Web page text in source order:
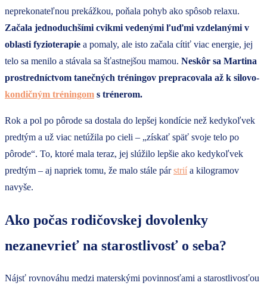
neprekonateľnou prekážkou, poňala pohyb ako spôsob relaxu.
Začala jednoduchšími cvikmi vedenými ľuďmi vzdelanými v
oblasti fyzioterapie a pomaly, ale isto začala cítiť viac energie, jej
telo sa menilo a stávala sa šťastnejšou mamou. Neskôr sa Martina
prostredníctvom tanečných tréningov prepracovala až k silovo-
kondičným tréningom s trénerom.
Rok a pol po pôrode sa dostala do lepšej kondície než kedykoľvek
predtým a už viac netúžila po cieli – „získať späť svoje telo po
pôrode“. To, ktoré mala teraz, jej slúžilo lepšie ako kedykoľvek
predtým – aj napriek tomu, že malo stále párstrií a kilogramov
navyše.
Ako počas rodičovskej dovolenky
nezanevrieť na starostlivosť o seba?
Nájsť rovnováhu medzi materskými povinnosťami a starostlivosťou